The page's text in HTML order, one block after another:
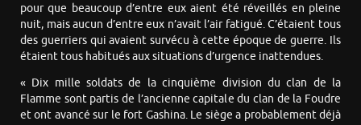
pour que beaucoup d’entre eux aient été réveillés en pleine
nuit, mais aucun d’entre eux n’avait l’air fatigué. C’étaient tous
des guerriers qui avaient survécu à cette époque de guerre. Ils
étaient tous habitués aux situations d’urgence inattendues.
« Dix mille soldats de la cinquième division du clan de la
Flamme sont partis de l’ancienne capitale du clan de la Foudre
et ont avancé sur le fort Gashina. Le siège a probablement déjà